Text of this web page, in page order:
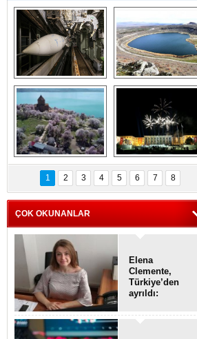
Askeri gemi
mezarlığındaki terk
edilmiş gemilerin
etkileyici
görüntüleri
Kapadokya'nın
ilkbaharda bir başka
güzel
Ziyaretçisiz kalan
Akdamar Adası
badem çiçekleri ile
görsel bir güzellik
Haftanın
fotoğrafları
1 2 3 4 5 6 7 8
ÇOK OKUNANLAR
Elena
Clemente,
Türkiye’den
ayrıldı:
Enkaz!